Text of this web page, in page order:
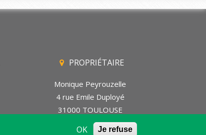
PROPRIÉTAIRE
Monique Peyrouzelle
4 rue Emile Duployé
31000 TOULOUSE
06 73 61 29 98
OK Je refuse